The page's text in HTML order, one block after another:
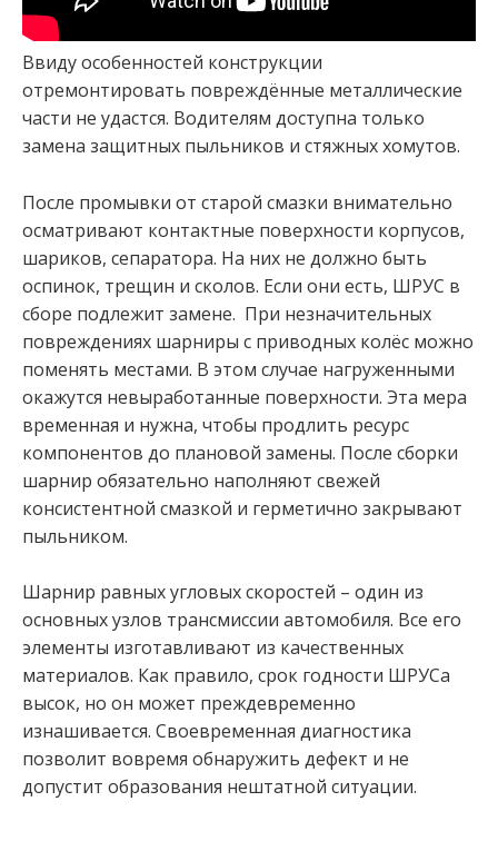
Ввиду особенностей конструкции
отремонтировать повреждённые металлические
части не удастся. Водителям доступна только
замена защитных пыльников и стяжных хомутов.
После промывки от старой смазки внимательно
осматривают контактные поверхности корпусов,
шариков, сепаратора. На них не должно быть
оспинок, трещин и сколов. Если они есть, ШРУС в
сборе подлежит замене. При незначительных
повреждениях шарниры с приводных колёс можно
поменять местами. В этом случае нагруженными
окажутся невыработанные поверхности. Эта мера
временная и нужна, чтобы продлить ресурс
компонентов до плановой замены. После сборки
шарнир обязательно наполняют свежей
консистентной смазкой и герметично закрывают
пыльником.
Шарнир равных угловых скоростей – один из
основных узлов трансмиссии автомобиля. Все его
элементы изготавливают из качественных
материалов. Как правило, срок годности ШРУСа
высок, но он может преждевременно
изнашивается. Своевременная диагностика
позволит вовремя обнаружить дефект и не
допустит образования нештатной ситуации.